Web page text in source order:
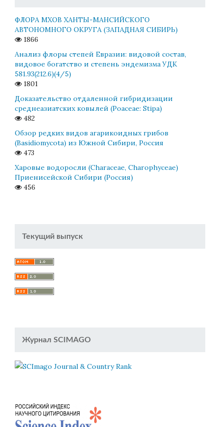
ФЛОРА МХОВ ХАНТЫ-МАНСИЙСКОГО
АВТОНОМНОГО ОКРУГА (ЗАПАДНАЯ СИБИРЬ)
1866
Анализ флоры степей Евразии: видовой состав,
видовое богатство и степень эндемизма УДК
581.93(212.6)(4/5)
1801
Доказательство отдаленной гибридизации
среднеазиатских ковылей (Poaceae: Stipa)
482
Обзор редких видов агарикоидных грибов
(Basidiomycota) из Южной Сибири, Россия
473
Харовые водоросли (Characeae, Charophyceae)
Приенисейской Сибири (Россия)
456
Текущий выпуск
Журнал SCIMAGO